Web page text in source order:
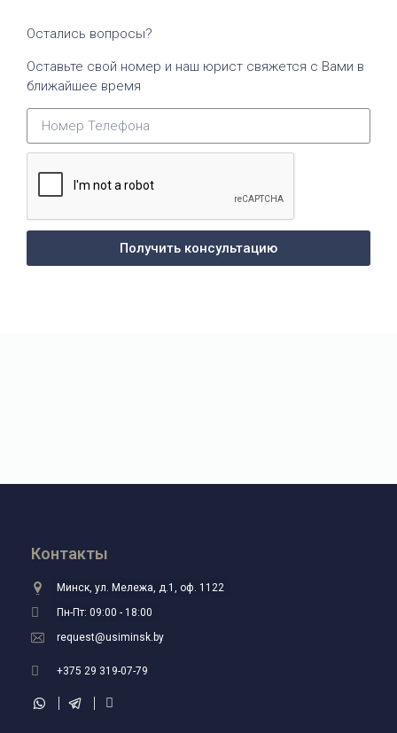
Остались вопросы?
Оставьте свой номер и наш юрист свяжется с Вами в
ближайшее время
Получить консультацию
Контакты
Минск, ул. Мележа, д.1, оф. 1122
Пн-Пт: 09:00 - 18:00
request@usiminsk.by
+375 29 319-07-79